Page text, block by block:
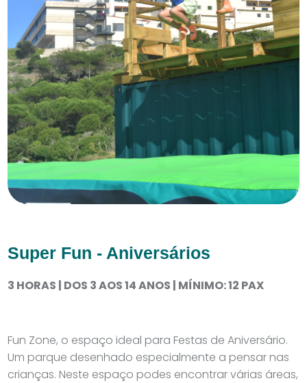
Super Fun - Aniversários
3 HORAS | DOS 3 AOS 14 ANOS | MÍNIMO: 12 PAX
Fun Zone, o espaço ideal para Festas de Aniversário.
Um parque desenhado especialmente a pensar nas
crianças. Neste espaço podes encontrar várias áreas,